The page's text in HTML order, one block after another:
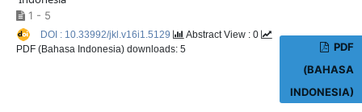
1 - 5
PDF
(BAHASA
INDONESIA)
DOI : 10.33992/jkl.v16i1.5129
Abstract View : 0
PDF (Bahasa Indonesia) downloads: 5